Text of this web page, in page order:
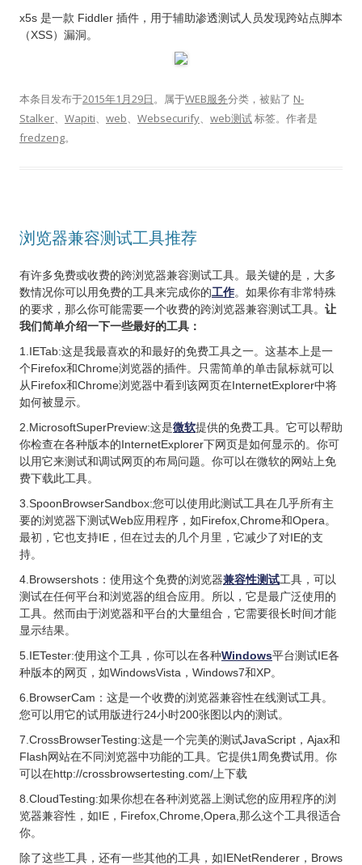
x5s 是一款 Fiddler 插件，用于辅助渗透测试人员发现跨站点脚本
（XSS）漏洞。
本条目发布于2015年1月29日。属于WEB服务分类，被贴了 N-
Stalker、 Wapiti、 web、 Websecurify、 web测试标签。 作者是
fredzeng。
浏览器兼容测试工具推荐
有许多免费或收费的跨浏览器兼容测试工具。最关键的是，大多
数情况你可以用免费的工具来完成你的工作。如果你有非常特殊
的要求，那么你可能需要一个收费的跨浏览器兼容测试工具。 让
我们简单介绍一下一些最好的工具：
1.IETab:这是我最喜欢的和最好的免费工具之一。这基本上是一
个Firefox和Chrome浏览器的插件。只需简单的单击鼠标就可以
从Firefox和Chrome浏览器中看到该网页在InternetExplorer中将
如何被显示。
2.MicrosoftSuperPreview:这是微软提供的免费工具。它可以帮助
你检查在各种版本的InternetExplorer下网页是如何显示的。你可
以用它来测试和调试网页的布局问题。你可以在微软的网站上免
费下载此工具。
3.SpoonBrowserSandbox:您可以使用此测试工具在几乎所有主
要的浏览器下测试Web应用程序，如Firefox,Chrome和Opera。
最初，它也支持IE，但在过去的几个月里，它减少了对IE的支
持。
4.Browsershots：使用这个免费的浏览器兼容性测试工具，可以
测试在任何平台和浏览器的组合应用。所以，它是最广泛使用的
工具。然而由于浏览器和平台的大量组合，它需要很长时间才能
显示结果。
5.IETester:使用这个工具，你可以在各种Windows平台测试IE各
种版本的网页，如WindowsVista，Windows7和XP。
6.BrowserCam：这是一个收费的浏览器兼容性在线测试工具。
您可以用它的试用版进行24小时200张图以内的测试。
7.CrossBrowserTesting:这是一个完美的测试JavaScript，Ajax和
Flash网站在不同浏览器中功能的工具。它提供1周免费试用。你
可以在http://crossbrowsertesting.com/上下载
8.CloudTesting:如果你想在各种浏览器上测试您的应用程序的浏
览器兼容性，如IE，Firefox,Chrome,Opera,那么这个工具很适合
你。
除了这些工具，还有一些其他的工具，如IENetRenderer，Brows